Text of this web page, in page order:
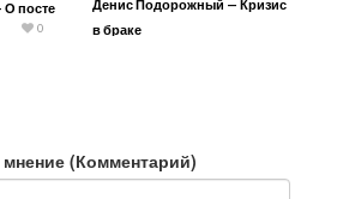
О посте
0
Денис Подорожный — Кризис
в браке
(Комментарий)